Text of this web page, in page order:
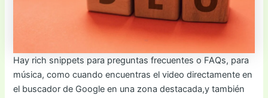
Hay rich snippets para preguntas frecuentes o FAQs, para
música, como cuando encuentras el video directamente en
el buscador de Google en una zona destacada,y también